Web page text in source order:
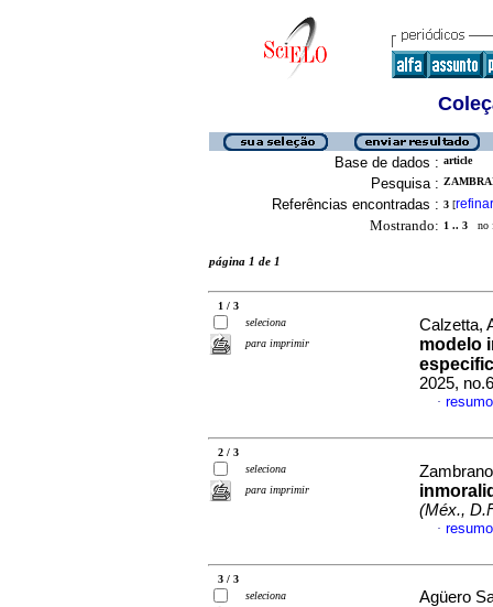
Base de dados : article
Pesquisa :
Referências encontradas : 3 [refinar
Mostrando: 1 .. 3 no
página 1 de 1
1 / 3
seleciona
para imprimir
Calzetta,
modelo
2025,
·
2 / 3
seleciona
para imprimir
(Méx.,
·
3 / 3
seleciona
Agüero